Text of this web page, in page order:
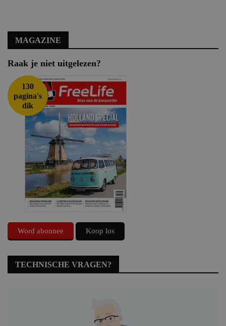
MAGAZINE
Raak je niet uitgelezen?
130
pagina's
dik
Word abonnee Koop los
TECHNISCHE VRAGEN?